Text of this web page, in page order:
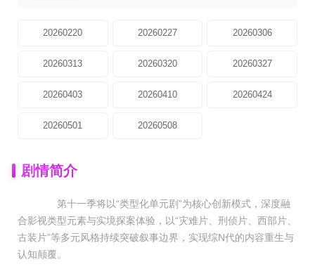
20260220 20260227 20260306
20260313 20260320 20260327
20260403 20260410 20260424
20260501 20260508
剧情简介
第十一季将以“类型化单元剧”为核心创新模式，深度融
合影视类型元素与实境探案体验，以“灾难片、刑侦片、西部片、
古装片”等多元风格持续突破叙事边界，实现综N代的内容重生与
认知颠覆。